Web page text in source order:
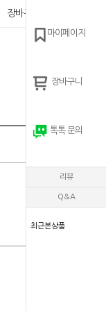
마이페이지
장바구니
톡톡 문의
리뷰
Q&A
최근본상품
장바구니